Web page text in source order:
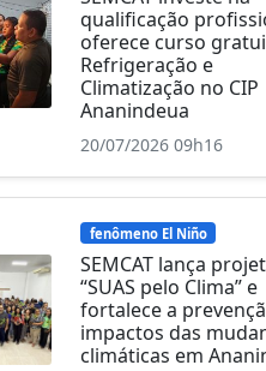
qualificação
oferece curso
Refrigeração e
Climatização no CIP
Ananindeua
20/07/2026 09h16
fenômeno El Niño
SEMCAT lança
“SUAS pelo Clima” e
fortalece a
impactos das
climáticas em